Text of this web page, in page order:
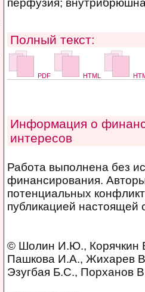
перфузия;
Полный текст:
PDF HTML
Информация о
интересов
Работа выполнена без
финансирования.
потенциальных
публикацией настоящей
© Шолин И.Ю., Корячкин
Пашкова И.А., Жихарев
Эзугбая Б.С., Порханов